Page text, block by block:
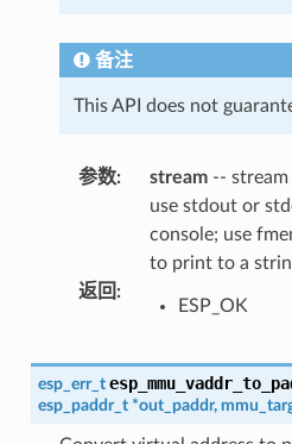
备注
This API does not
参数: stream-- stream
use stdout or
console; use
to print to a
返回:
ESP_OK
esp_err_t
esp_paddr_t *out_paddr,